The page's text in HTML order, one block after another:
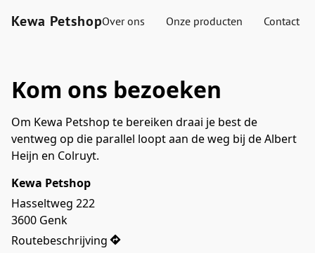
Kewa PetshopOver ons Onze producten Contact
Kom ons bezoeken
Om Kewa Petshop te bereiken draai je best de
ventweg op die parallel loopt aan de weg bij de Albert
Heijn en Colruyt.
Kewa Petshop
Hasseltweg 222
3600 Genk
Routebeschrijving